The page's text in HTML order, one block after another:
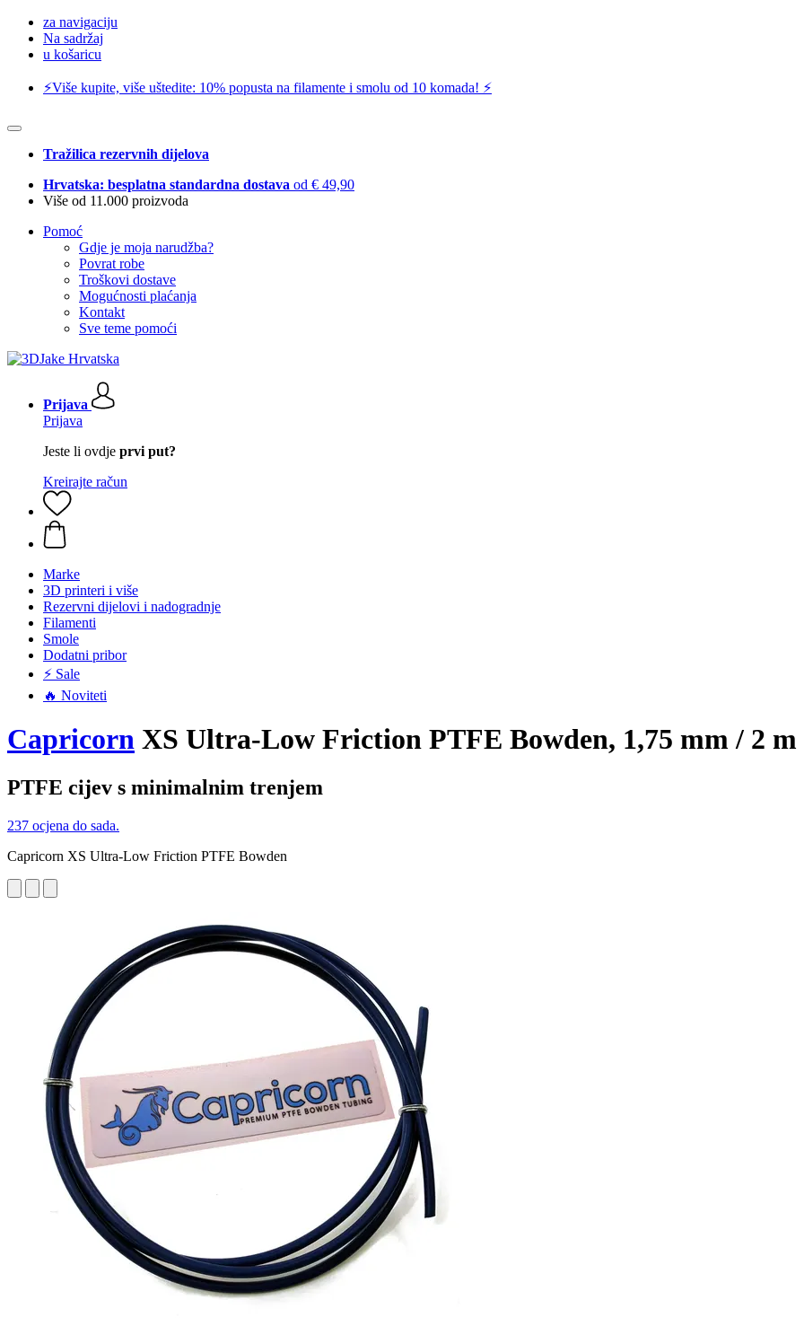
za navigaciju
Na sadržaj
u košaricu
⚡️Više kupite, više uštedite: 10% popusta na filamente i smolu od 10 komada! ⚡️
Tražilica rezervnih dijelova
Hrvatska: besplatna standardna dostava od € 49,90
Više od 11.000 proizvoda
Pomoć
Gdje je moja narudžba?
Povrat robe
Troškovi dostave
Mogućnosti plaćanja
Kontakt
Sve teme pomoći
Prijava
Prijava
Jeste li ovdje prvi put?
Kreirajte račun
Marke
3D printeri i više
Rezervni dijelovi i nadogradnje
Filamenti
Smole
Dodatni pribor
⚡ Sale
🔥 Noviteti
Capricorn XS Ultra-Low Friction PTFE Bowden, 1,75 mm / 2 m
PTFE cijev s minimalnim trenjem
237 ocjena do sada.
Capricorn XS Ultra-Low Friction PTFE Bowden